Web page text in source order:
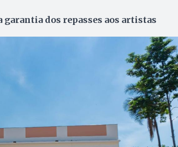
dos repasses aos artistas